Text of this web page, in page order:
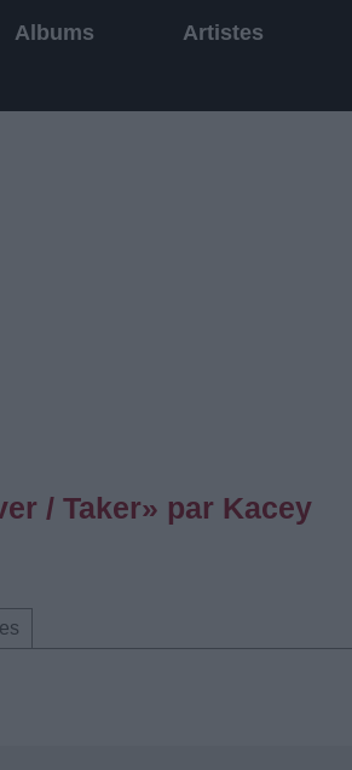
Albums Artistes
/ Taker» par Kacey